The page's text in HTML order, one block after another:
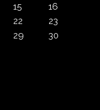
15
16
22
23
29
30